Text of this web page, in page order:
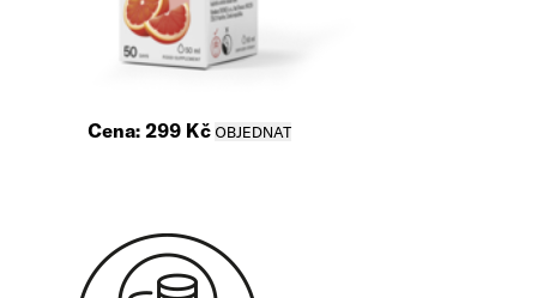
Cena: 299 Kč